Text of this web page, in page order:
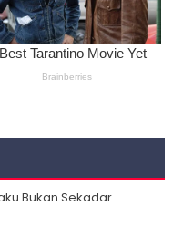
Bukan Sekadar